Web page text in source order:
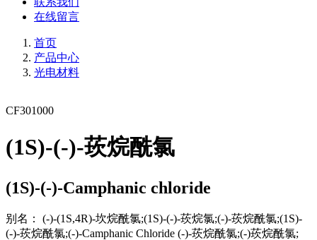
在线留言
首页
产品中心
光电材料
CF301000
(1S)-(-)-莰烷酰氯
(1S)-(-)-Camphanic chloride
别名：
(-)-(1S,4R)-坎烷酰氯;(1S)-(-)-莰烷氯;(-)-莰烷酰氯;(1S)-
(-)-莰烷酰氯;(-)-Camphanic Chloride (-)-莰烷酰氯;(-)莰烷酰氯;